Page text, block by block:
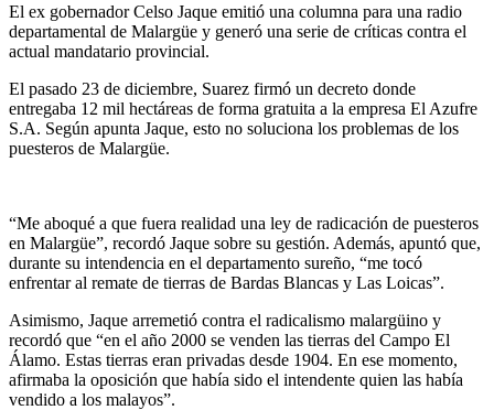
El ex gobernador Celso Jaque emitió una columna para una radio
departamental de Malargüe y generó una serie de críticas contra el
actual mandatario provincial.
El pasado 23 de diciembre, Suarez firmó un decreto donde
entregaba 12 mil hectáreas de forma gratuita a la empresa El Azufre
S.A. Según apunta Jaque, esto no soluciona los problemas de los
puesteros de Malargüe.
“Me aboqué a que fuera realidad una ley de radicación de puesteros
en Malargüe”, recordó Jaque sobre su gestión. Además, apuntó que,
durante su intendencia en el departamento sureño, “me tocó
enfrentar al remate de tierras de Bardas Blancas y Las Loicas”.
Asimismo, Jaque arremetió contra el radicalismo malargüino y
recordó que “en el año 2000 se venden las tierras del Campo El
Álamo. Estas tierras eran privadas desde 1904. En ese momento,
afirmaba la oposición que había sido el intendente quien las había
vendido a los malayos”.